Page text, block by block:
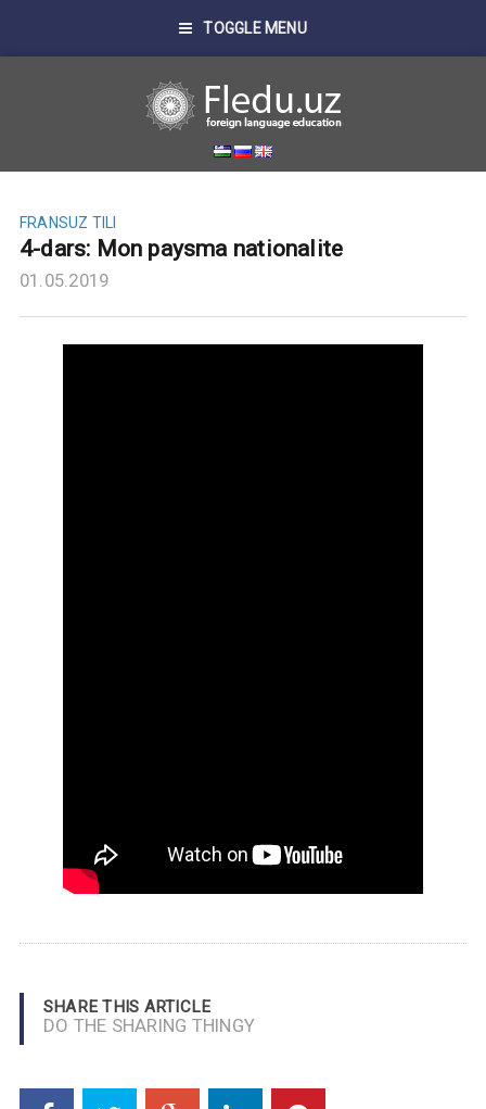
TOGGLE MENU
FRANSUZ TILI
4-dars: Mon paysma nationalite
01.05.2019
SHARE THIS ARTICLE
DO THE SHARING THINGY